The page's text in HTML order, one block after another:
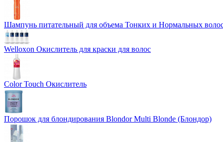
Шампунь питательный для объема Тонких и Нормальных
Welloxon Окислитель для краски для волос
Color Touch Окислитель
Порошок для блондирования Blondor Multi Blonde (Блондор)